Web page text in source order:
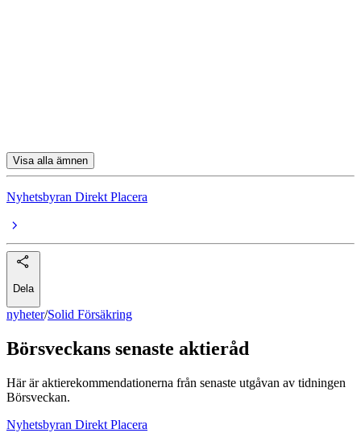
Visa alla ämnen
Nyhetsbyran Direkt Placera
Dela
nyheter/Solid Försäkring
Börsveckans senaste aktieråd
Här är aktierekommendationerna från senaste utgåvan av tidningen
Börsveckan.
Nyhetsbyran Direkt Placera